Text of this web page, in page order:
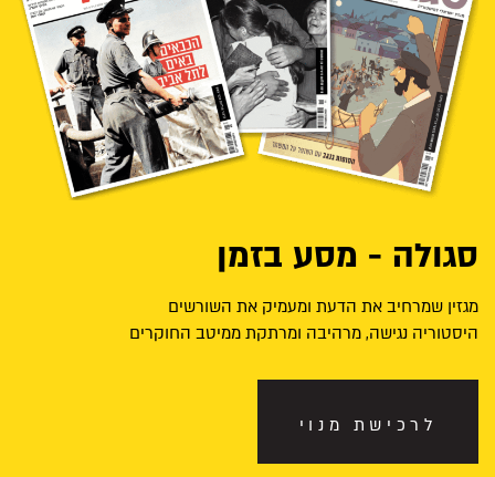
סגולה - מסע בזמן
מגזין שמרחיב את הדעת ומעמיק את השורשים
היסטוריה נגישה, מרהיבה ומרתקת ממיטב החוקרים
לרכישת מנוי